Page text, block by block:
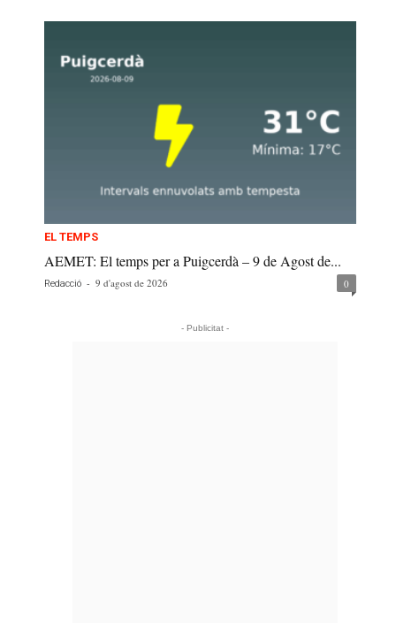
EL TEMPS
AEMET: El temps per a Puigcerdà – 9 de Agost de...
Redacció - 9 d'agost de 2026 0
- Publicitat -